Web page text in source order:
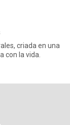
criada en una
con la vida.